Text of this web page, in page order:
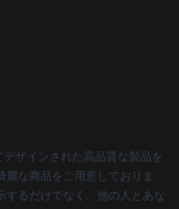
ザインされた高品質な製品を
な商品をご用意しておりま
するだけでなく、他の人とあな